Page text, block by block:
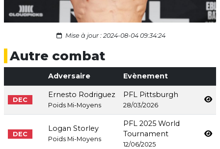
Mise à jour : 2024-08-04 09:34:24
Autre combat
Adversaire Evènement
DEC
Ernesto Rodriguez
Poids Mi-Moyens
PFL Pittsburgh
28/03/2026
DEC
Logan Storley
Poids Mi-Moyens
PFL 2025 World
Tournament
12/06/2025